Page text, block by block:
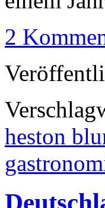
2
heston